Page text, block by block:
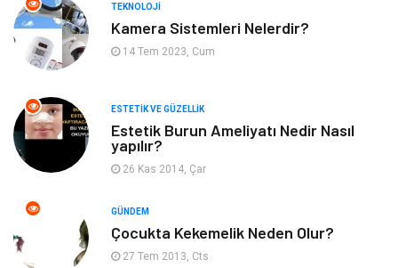
Kadın Hastalıkları Alternatif Tıp
Güzellik
Beslenme
Psikolojik Hastalıklar
Kanser
TEKNOLOJI
Kamera Sistemleri Nelerdir?
14 Tem 2023, Cum
ESTETIK VE GÜZELLIK
Estetik Burun Ameliyatı Nedir Nasıl
yapılır?
26 Kas 2014, Çar
GÜNDEM
Çocukta Kekemelik Neden Olur?
27 Tem 2013, Cts